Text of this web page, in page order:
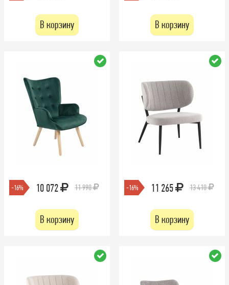
В корзину В корзину
-16% 10 072 11 990
В корзину
-16% 11 265 13 410
В корзину